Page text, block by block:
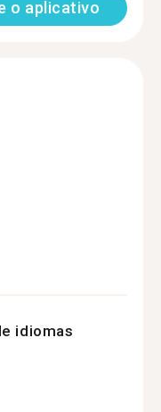
o aplicativo
idiomas